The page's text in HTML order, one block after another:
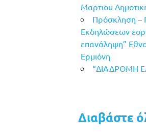
Μαρτιου
Πρόσκληση –
Εκδηλώσεων
επανάληψη”
Ερμιόνη
“ΔΙΑΔΡΟΜΗ
Διαβάστε